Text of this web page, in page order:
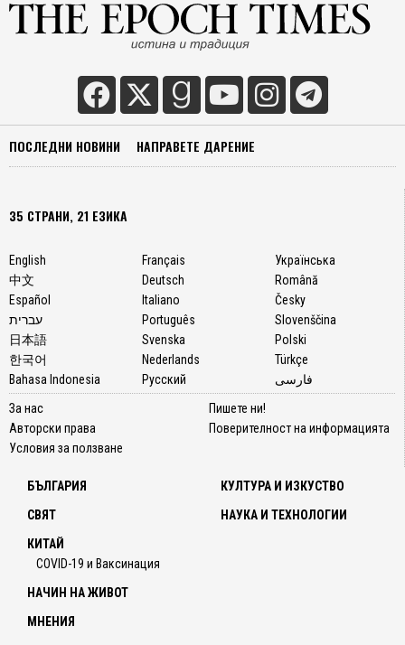
ПОСЛЕДНИ НОВИНИ НАПРАВЕТЕ ДАРЕНИЕ
35 СТРАНИ, 21 ЕЗИКА
English
中文
Español
עברית
日本語
한국어
Bahasa Indonesia
Français
Deutsch
Italiano
Português
Svenska
Nederlands
Русский
Українська
Română
Česky
Slovenščina
Polski
Türkçe
فارسی
За нас
Авторски права
Условия за ползване
Пишете ни!
Поверителност на информацията
БЪЛГАРИЯ
СВЯТ
КИТАЙ
COVID-19 и Ваксинация
КУЛТУРА И ИЗКУСТВО
НАУКА И ТЕХНОЛОГИИ
НАЧИН НА ЖИВОТ
МНЕНИЯ